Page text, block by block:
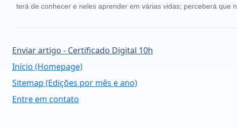
terá de conhecer e neles aprender em várias vidas; perceberá que
Enviar artigo - Certificado Digital 10h
Início (Homepage)
Sitemap (Edições por mês e ano)
Entre em contato